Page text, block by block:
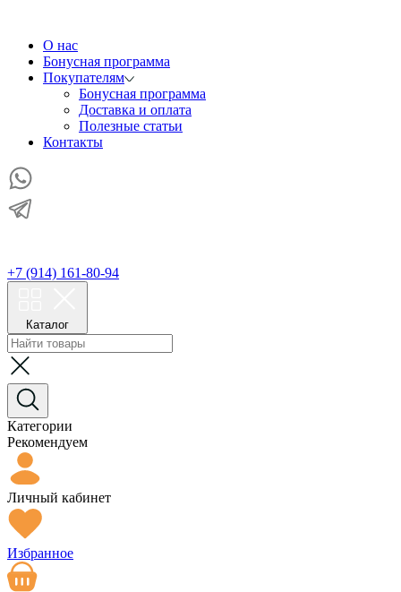
О нас
Бонусная программа
Покупателям
Бонусная программа
Доставка и оплата
Полезные статьи
Контакты
+7 (914) 161-80-94
Каталог
Категории
Рекомендуем
Личный кабинет
Избранное